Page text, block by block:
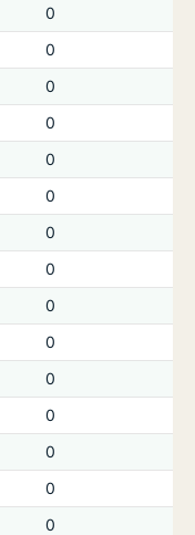
0
0
0
0
0
0
0
0
0
0
0
0
0
0
0